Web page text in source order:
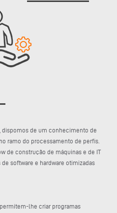
dispomos de um conhecimento de
ramo do processamento de perfis.
de construção de máquinas e de IT
software e hardware otimizadas
lhe criar programas